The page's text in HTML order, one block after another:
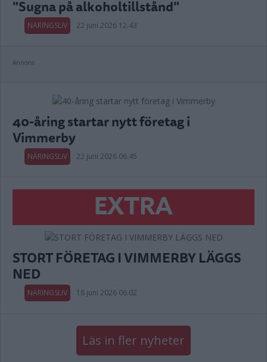
"Sugna på alkoholtillstånd"
NÄRINGSLIV 22 juni 2026 12.43
Annons:
40-åring startar nytt företag i
Vimmerby
NÄRINGSLIV 22 juni 2026 06.45
EXTRA
STORT FÖRETAG I VIMMERBY LÄGGS
NED
NÄRINGSLIV 18 juni 2026 06.02
Läs in fler nyheter